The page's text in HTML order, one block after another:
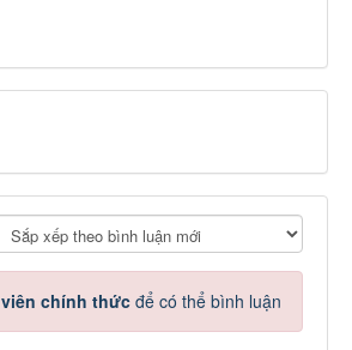
chính thức để có thể bình luận